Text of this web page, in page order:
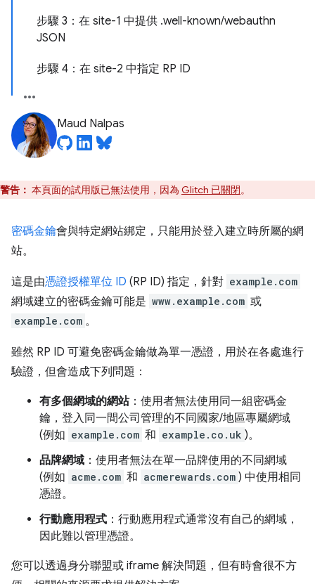
步驟 3：在 site-1 中提供 .well-known/webauthn
JSON
步驟 4：在 site-2 中指定 RP ID
Maud Nalpas
警告： 本頁面的試用版已無法使用，因為 Glitch 已關閉。
密碼金鑰會與特定網站綁定，只能用於登入建立時所屬的網
站。
這是由憑證授權單位 ID (RP ID) 指定，針對 example.com
網域建立的密碼金鑰可能是 www.example.com 或
example.com 。
雖然 RP ID 可避免密碼金鑰做為單一憑證，用於在各處進行
驗證，但會造成下列問題：
有多個網域的網站：使用者無法使用同一組密碼金
鑰，登入同一間公司管理的不同國家/地區專屬網域
(例如 example.com 和 example.co.uk )。
品牌網域 ：使用者無法在單一品牌使用的不同網域
(例如 acme.com 和 acmerewards.com ) 中使用相同
憑證。
行動應用程式 ：行動應用程式通常沒有自己的網域，
因此難以管理憑證。
您可以透過身分聯盟或 iframe 解決問題，但有時會很不方